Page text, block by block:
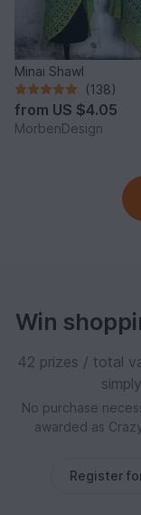
Minai Shawl
(138)
from US $4.05
MorbenDesign
Win
42 prizes / total
No purchase
awarded as
Register